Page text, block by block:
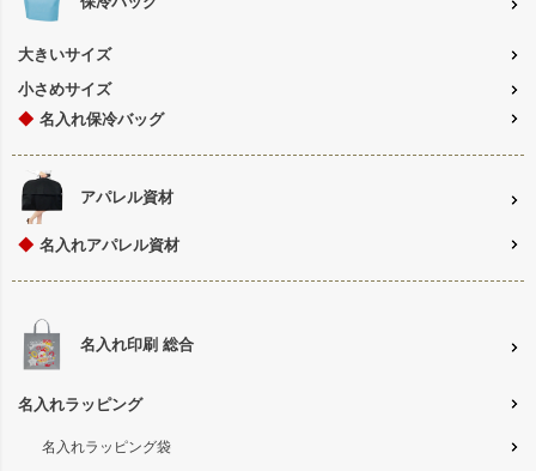
大きいサイズ
小さめサイズ
◆ 名入れ保冷バッグ
アパレル資材
◆ 名入れアパレル資材
名入れ印刷 総合
名入れラッピング
名入れラッピング袋